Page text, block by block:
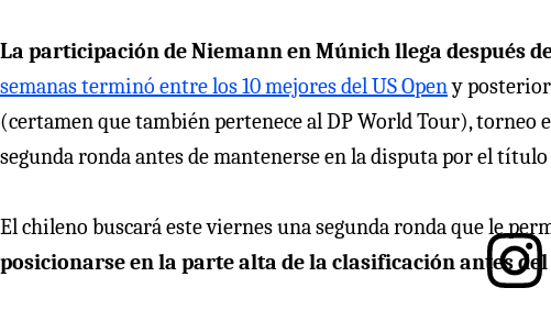
La participación de Niemann en Múnich llega después
semanas terminó entre los 10 mejores del US Openy
(certamen que también pertenece al DP World Tour), torneo
segunda ronda antes de mantenerse en la disputa por el
El chileno buscará este viernes una segunda ronda que le
posicionarse en la parte alta de la clasificación antes